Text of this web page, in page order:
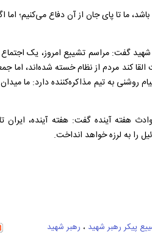
ما تا پای جان از آن دفاع می‌کنیم؛ اما
شهید گفت: مراسم تشییع امروز، یک
کند مردم از نظام خسته شده‌اند، اما
به تیم مذاکره‌کننده دارد: ما میدان
هفته آینده گفت: هفته آینده، ایران
را به لرزه خواهد انداخت.
پیکر رهبر شهید ، رهبر شهید